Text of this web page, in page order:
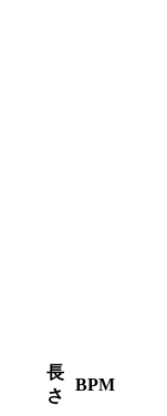
長
さ
BPM